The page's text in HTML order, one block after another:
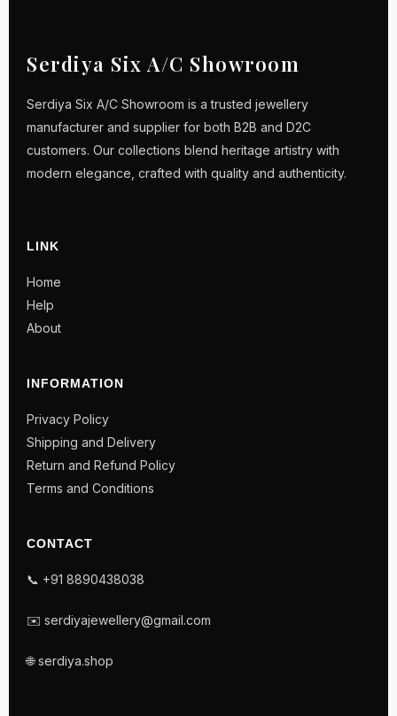
Serdiya Six A/C Showroom
Serdiya Six A/C Showroom is a trusted jewellery
manufacturer and supplier for both B2B and D2C
customers. Our collections blend heritage artistry with
modern elegance, crafted with quality and authenticity.
LINK
Home
Help
About
INFORMATION
Privacy Policy
Shipping and Delivery
Return and Refund Policy
Terms and Conditions
CONTACT
📞 +91 8890438038
✉️ serdiyajewellery@gmail.com
🌐 serdiya.shop